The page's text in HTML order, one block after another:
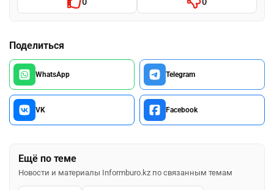
Поделиться
WhatsApp Telegram
VK Facebook
Ещё по теме
Новости и материалы Informburo.kz по связанным темам